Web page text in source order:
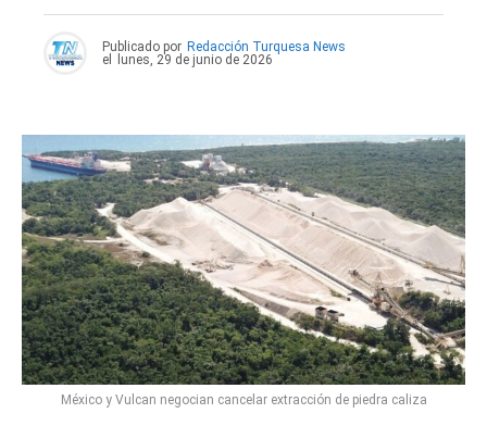
Publicado por Redacción Turquesa News
el
lunes, 29 de junio de 2026
México y Vulcan negocian cancelar extracción de piedra caliza